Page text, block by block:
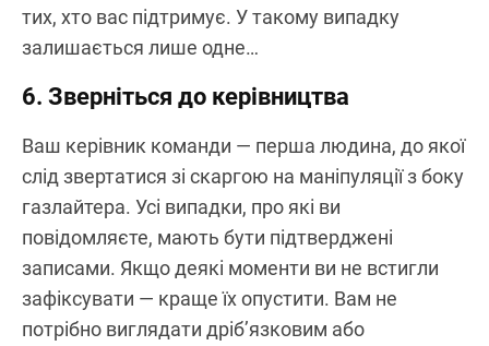
тих, хто вас підтримує. У такому випадку
залишається лише одне…
6. Зверніться до керівництва
Ваш керівник команди — перша людина, до якої
слід звертатися зі скаргою на маніпуляції з боку
газлайтера. Усі випадки, про які ви
повідомляєте, мають бути підтверджені
записами. Якщо деякі моменти ви не встигли
зафіксувати — краще їх опустити. Вам не
потрібно виглядати дріб’язковим або